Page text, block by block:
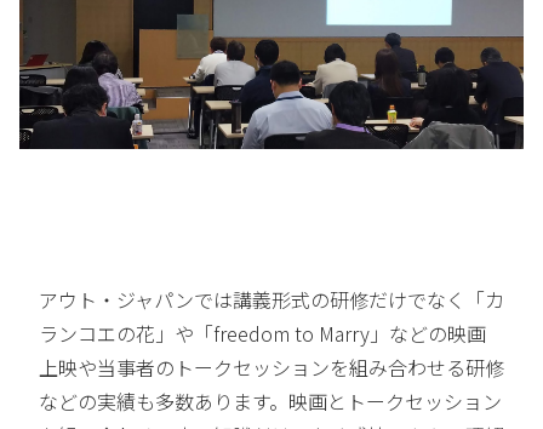
アウト・ジャパンでは講義形式の研修だけでなく「カ
ランコエの花」や「freedom to Marry」などの映画
上映や当事者のトークセッションを組み合わせる研修
などの実績も多数あります。映画とトークセッション